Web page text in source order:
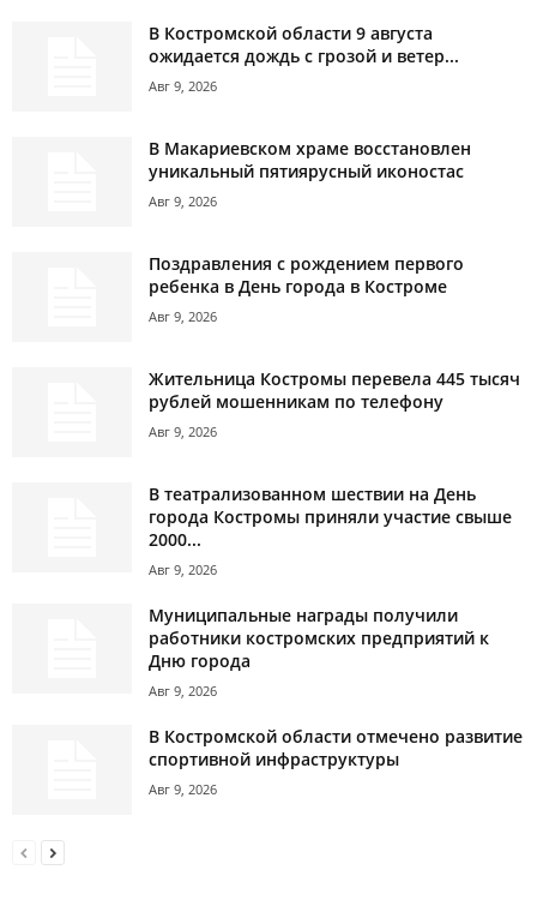
В Костромской области 9 августа
ожидается дождь с грозой и ветер...
Авг 9, 2026
В Макариевском храме восстановлен
уникальный пятиярусный иконостас
Авг 9, 2026
Поздравления с рождением первого
ребенка в День города в Костроме
Авг 9, 2026
Жительница Костромы перевела 445 тысяч
рублей мошенникам по телефону
Авг 9, 2026
В театрализованном шествии на День
города Костромы приняли участие свыше
2000...
Авг 9, 2026
Муниципальные награды получили
работники костромских предприятий к
Дню города
Авг 9, 2026
В Костромской области отмечено развитие
спортивной инфраструктуры
Авг 9, 2026